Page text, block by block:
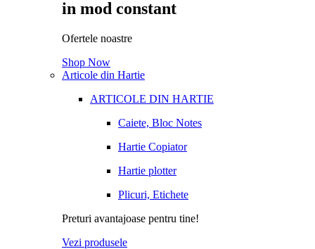
in mod constant
Ofertele noastre
Shop Now
Articole din Hartie
ARTICOLE DIN HARTIE
Caiete, Bloc Notes
Hartie Copiator
Hartie plotter
Plicuri, Etichete
Preturi avantajoase pentru tine!
Vezi produsele